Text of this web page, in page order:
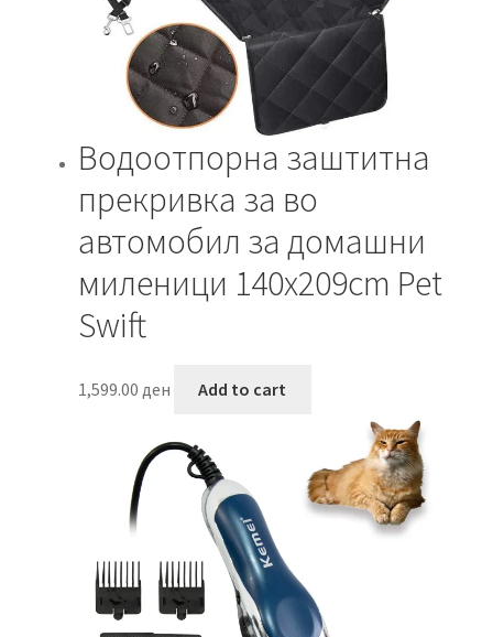
Водоотпорна заштитна
прекривка за во
автомобил за домашни
миленици 140х209cm Pet
Swift
1,599.00 ден Add to cart